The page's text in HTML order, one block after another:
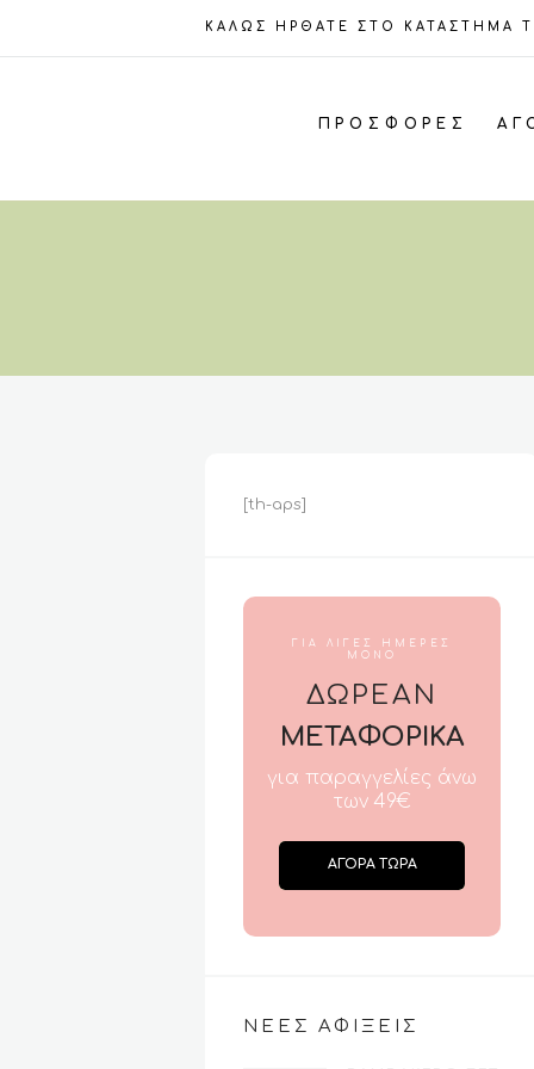
ΚΑΛΩΣ ΗΡΘΑΤΕ ΣΤΟ ΚΑΤΑΣΤΗΜΑ
ΠΡΟΣΦΟΡΈΣ
[th-aps]
ΓΙΑ ΛΙΓΕΣ ΗΜΕΡΕΣ
ΜΟΝΟ
ΔΩΡΕΑΝ
ΜΕΤΑΦΟΡΙΚΑ
για παραγγελίες άνω
των 49€
ΑΓΟΡΑ ΤΩΡΑ
ΝΕΕΣ ΑΦΙΞΕΙΣ